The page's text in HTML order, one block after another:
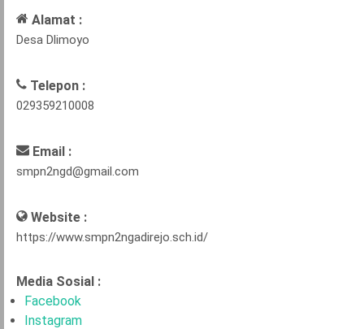
Alamat :
Desa Dlimoyo
Telepon :
029359210008
Email :
smpn2ngd@gmail.com
Website :
https://www.smpn2ngadirejo.sch.id/
Media Sosial :
Facebook
Instagram